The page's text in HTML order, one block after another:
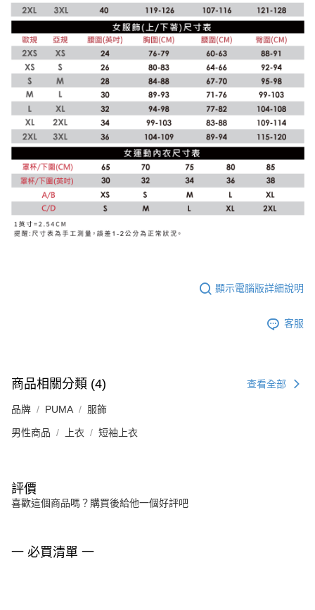
顯示電腦版詳細說明
客服
商品相關分類 (4) 查看全部
品牌 PUMA 服飾
男性商品 上衣 短袖上衣
評價
喜歡這個商品嗎？購買後給他一個好評吧
一 必買清單 一